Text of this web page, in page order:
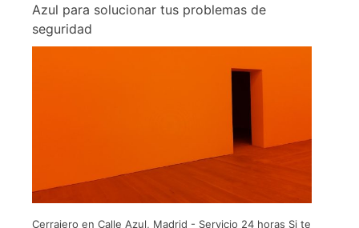
Azul para solucionar tus problemas de
seguridad
Cerrajero en Calle Azul, Madrid - Servicio 24 horas Si te